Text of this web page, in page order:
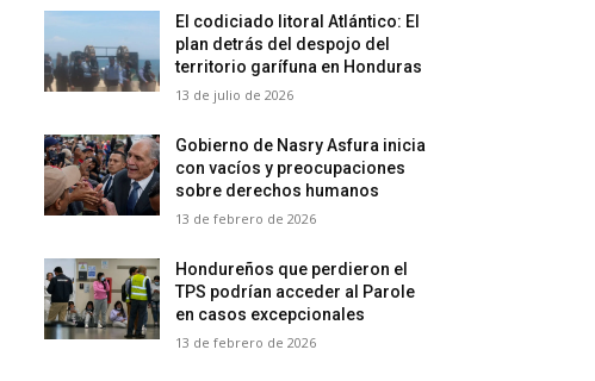
El codiciado litoral Atlántico: El
plan detrás del despojo del
territorio garífuna en Honduras
13 de julio de 2026
Gobierno de Nasry Asfura inicia
con vacíos y preocupaciones
sobre derechos humanos
13 de febrero de 2026
Hondureños que perdieron el
TPS podrían acceder al Parole
en casos excepcionales
13 de febrero de 2026